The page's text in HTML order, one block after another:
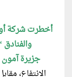
أخطرت شركة
جزيرة
الانتفاع،